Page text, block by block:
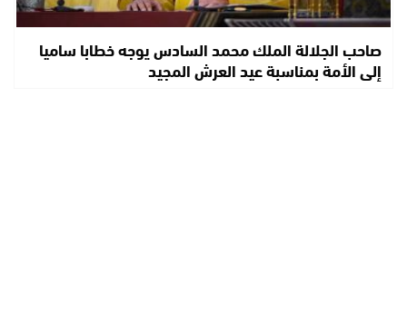
صاحب الجلالة الملك محمد السادس يوجه خطابا ساميا
إلى الأمة بمناسبة عيد العرش المجيد